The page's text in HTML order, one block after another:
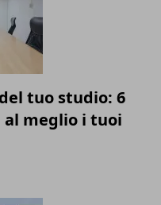
tuo studio: 6
al meglio i tuoi